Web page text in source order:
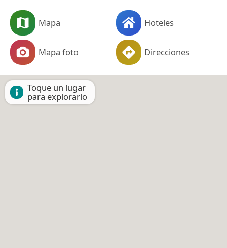
Mapa Hoteles
Mapa foto Direcciones
Toque un lugar
para explorarlo